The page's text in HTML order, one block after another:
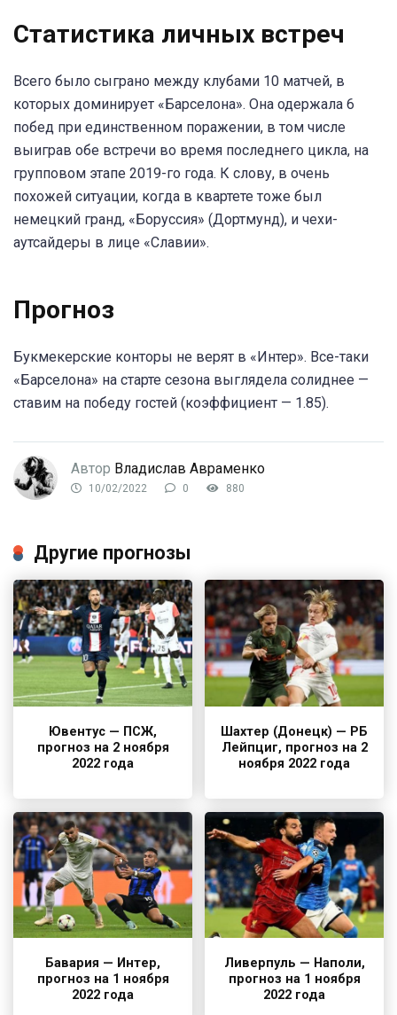
Статистика личных встреч
Всего было сыграно между клубами 10 матчей, в
которых доминирует «Барселона». Она одержала 6
побед при единственном поражении, в том числе
выиграв обе встречи во время последнего цикла, на
групповом этапе 2019-го года. К слову, в очень
похожей ситуации, когда в квартете тоже был
немецкий гранд, «Боруссия» (Дортмунд), и чехи-
аутсайдеры в лице «Славии».
Прогноз
Букмекерские конторы не верят в «Интер». Все-таки
«Барселона» на старте сезона выглядела солиднее —
ставим на победу гостей (коэффициент — 1.85).
Автор Владислав Авраменко
10/02/2022 0 880
Другие прогнозы
Ювентус — ПСЖ,
прогноз на 2 ноября
2022 года
Шахтер (Донецк) — РБ
Лейпциг, прогноз на 2
ноября 2022 года
Бавария — Интер,
прогноз на 1 ноября
2022 года
Ливерпуль — Наполи,
прогноз на 1 ноября
2022 года